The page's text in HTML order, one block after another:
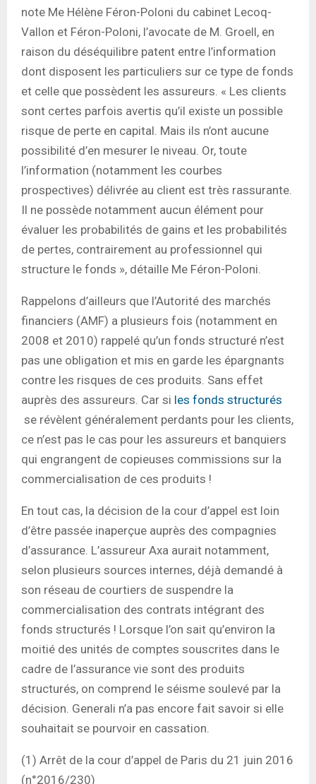
note Me Hélène Féron-Poloni du cabinet Lecoq-
Vallon et Féron-Poloni, l’avocate de M. Groell, en
raison du déséquilibre patent entre l’information
dont disposent les particuliers sur ce type de fonds
et celle que possèdent les assureurs. « Les clients
sont certes parfois avertis qu’il existe un possible
risque de perte en capital. Mais ils n’ont aucune
possibilité d’en mesurer le niveau. Or, toute
l’information (notamment les courbes
prospectives) délivrée au client est très rassurante.
Il ne possède notamment aucun élément pour
évaluer les probabilités de gains et les probabilités
de pertes, contrairement au professionnel qui
structure le fonds », détaille Me Féron-Poloni.
Rappelons d’ailleurs que l’Autorité des marchés
financiers (AMF) a plusieurs fois (notamment en
2008 et 2010) rappelé qu’un fonds structuré n’est
pas une obligation et mis en garde les épargnants
contre les risques de ces produits. Sans effet
auprès des assureurs. Car si les fonds structurés
se révèlent généralement perdants pour les clients,
ce n’est pas le cas pour les assureurs et banquiers
qui engrangent de copieuses commissions sur la
commercialisation de ces produits !
En tout cas, la décision de la cour d’appel est loin
d’être passée inaperçue auprès des compagnies
d’assurance. L’assureur Axa aurait notamment,
selon plusieurs sources internes, déjà demandé à
son réseau de courtiers de suspendre la
commercialisation des contrats intégrant des
fonds structurés ! Lorsque l’on sait qu’environ la
moitié des unités de comptes souscrites dans le
cadre de l’assurance vie sont des produits
structurés, on comprend le séisme soulevé par la
décision. Generali n’a pas encore fait savoir si elle
souhaitait se pourvoir en cassation.
(1) Arrêt de la cour d’appel de Paris du 21 juin 2016
(n°2016/230)